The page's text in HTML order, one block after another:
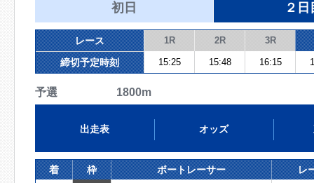
初日 ２日
レース 1R 2R 3R
締切予定時刻 15:25 15:48 16:15
予選 1800m
出走表 オッズ
着 枠 ボートレーサー レ